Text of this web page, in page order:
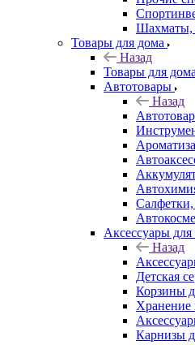
Шахматы,
Товары для дома
Назад
Товары для дома
Автотовары
Назад
Салфетки,
Аксессуары
Назад
Детская
Корзины
Хранение
Карнизы